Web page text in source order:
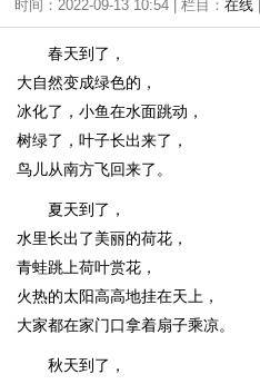
时间：2022-09-13 10:54 | 栏目： 在线
春天到了，
大自然变成绿色的，
冰化了，小鱼在水面跳动，
树绿了，叶子长出来了，
鸟儿从南方飞回来了。
夏天到了，
水里长出了美丽的荷花，
青蛙跳上荷叶赏花，
火热的太阳高高地挂在天上，
大家都在家门口拿着扇子乘凉。
秋天到了，